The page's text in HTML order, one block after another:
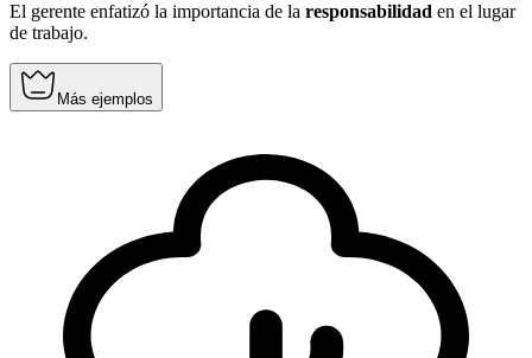
El gerente enfatizó la importancia de la responsabilidad en el lugar
de trabajo.
Más ejemplos